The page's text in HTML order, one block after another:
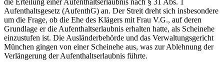
die Erteilung einer Aufenthaltserlaubnis nach § 31 Abs. 1
Aufenthaltsgesetz (AufenthG) an. Der Streit dreht sich insbesondere
um die Frage, ob die Ehe des Klägers mit Frau V.G., auf deren
Grundlage er die Aufenthaltserlaubnis erhalten hatte, als Scheinehe
einzustufen ist. Die Ausländerbehörde und das Verwaltungsgericht
München gingen von einer Scheinehe aus, was zur Ablehnung der
Verlängerung der Aufenthaltserlaubnis führte.